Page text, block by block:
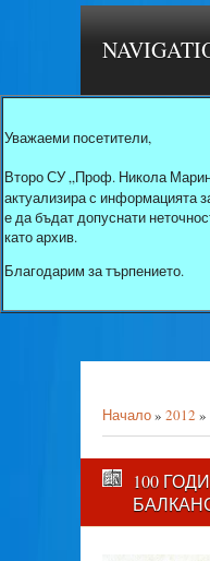
Уважаеми посетители,
Второ СУ „Проф. Никола
актуализира с информацията
е да бъдат допуснати
като архив.
Благодарим за търпението.
Начало» 2012 »
100